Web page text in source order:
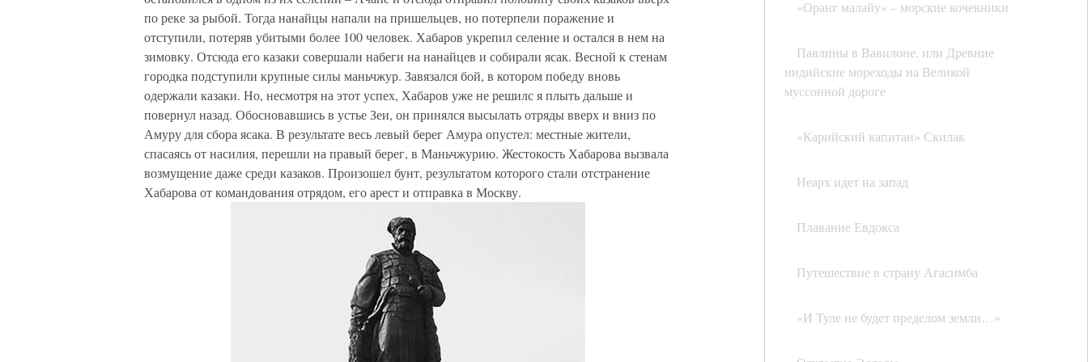
«Оранг малайу» – морские кочевники
Павлины в Вавилоне, или Древние
индийские мореходы на Великой
муссонной дороге
«Карийский капитан» Скилак
Неарх идет на запад
Плавание Евдокса
Путешествие в страну Агасимба
«И Туле не будет пределом земли…»
по реке за рыбой. Тогда нанайцы напали на пришельцев, но потерпели поражение и
отступили, потеряв убитыми более 100 человек. Хабаров укрепил селение и остался в нем на
зимовку. Отсюда его казаки совершали набеги на нанайцев и собирали ясак. Весной к стенам
городка подступили крупные силы маньчжур. Завязался бой, в котором победу вновь
одержали казаки. Но, несмотря на этот успех, Хабаров уже не решилс я плыть дальше и
повернул назад. Обосновавшись в устье Зеи, он принялся высылать отряды вверх и вниз по
Амуру для сбора ясака. В результате весь левый берег Амура опустел: местные жители,
спасаясь от насилия, перешли на правый берег, в Маньчжурию. Жестокость Хабарова вызвала
возмущение даже среди казаков. Произошел бунт, результатом которого стали отстранение
Хабарова от командования отрядом, его арест и отправка в Москву.